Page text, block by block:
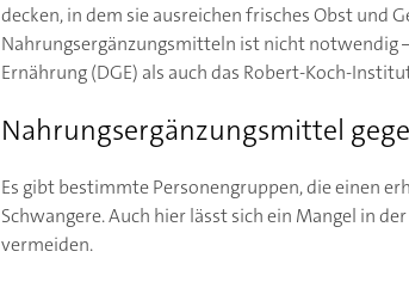
decken, in dem sie ausreichen frisches Obst und
Nahrungsergänzungsmitteln ist nicht notwendig
Ernährung (DGE) als auch das Robert-Koch-
Nahrungsergänzungsmittel
Es gibt bestimmte Personengruppen, die einen
Schwangere. Auch hier lässt sich ein Mangel in
vermeiden.